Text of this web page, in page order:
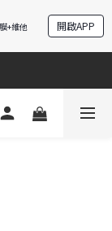
+維他
開啟APP